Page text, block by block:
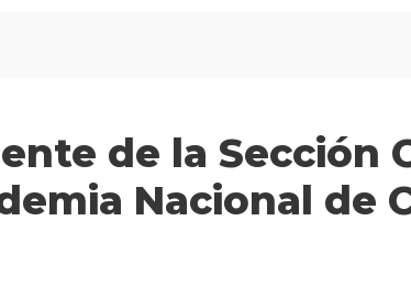
Conferencias en YouTube
Escuela de Negocios
de la Sección
Nacional de